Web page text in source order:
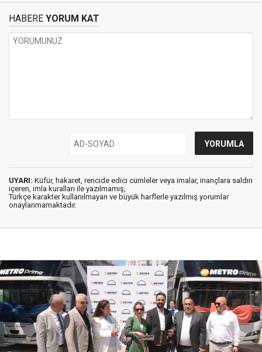
HABERE YORUM KAT
UYARI: Küfür, hakaret, rencide edici cümleler veya imalar, inançlara saldırı
içeren, imla kuralları ile yazılmamış,
Türkçe karakter kullanılmayan ve büyük harflerle yazılmış yorumlar
onaylanmamaktadır.